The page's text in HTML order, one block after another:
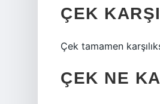
ÇEK
Çek tamamen
ÇEK NE